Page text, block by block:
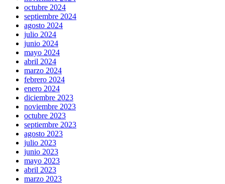
octubre 2024
septiembre 2024
agosto 2024
julio 2024
junio 2024
mayo 2024
abril 2024
marzo 2024
febrero 2024
enero 2024
diciembre 2023
noviembre 2023
octubre 2023
septiembre 2023
agosto 2023
julio 2023
junio 2023
mayo 2023
abril 2023
marzo 2023